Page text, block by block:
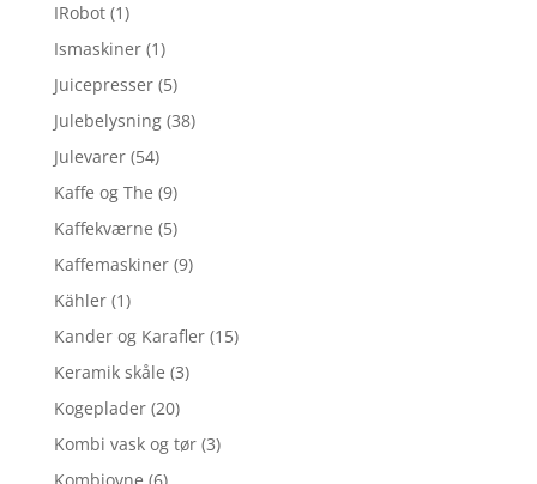
IRobot (1)
Ismaskiner (1)
Juicepresser (5)
Julebelysning (38)
Julevarer (54)
Kaffe og The (9)
Kaffekværne (5)
Kaffemaskiner (9)
Kähler (1)
Kander og Karafler (15)
Keramik skåle (3)
Kogeplader (20)
Kombi vask og tør (3)